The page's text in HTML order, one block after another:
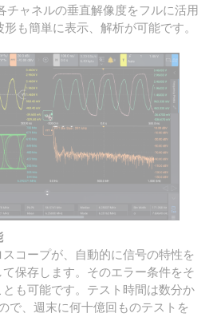
チャネルの垂直解像度をフルに活用
も簡単に表示、解析が可能です。
コープが、自動的に信号の特性を
保存します。そのエラー条件をそ
も可能です。テスト時間は数分か
で、週末に何十億回ものテストを